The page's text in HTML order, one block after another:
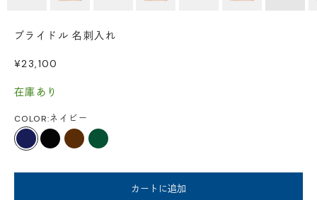
ブライドル 名刺入れ
セール価格
¥23,100
在庫あり
COLOR:ネイビー
ネイビーブラックこげ茶ダークグリーン
カートに追加